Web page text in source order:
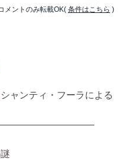
メントのみ転載OK( 条件はこちら )
ャンティ・フーラによる